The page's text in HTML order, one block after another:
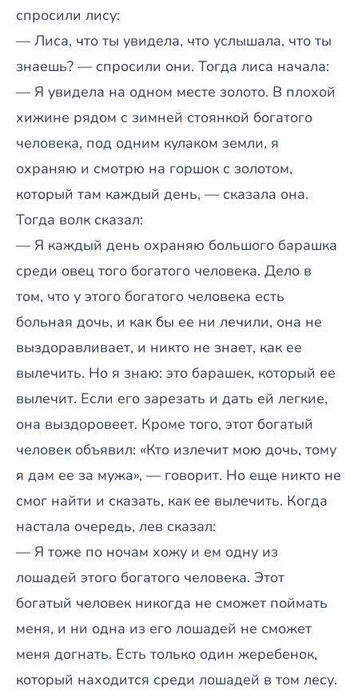
спросили лису:
— Лиса, что ты увидела, что услышала, что ты
знаешь? — спросили они. Тогда лиса начала:
— Я увидела на одном месте золото. В плохой
хижине рядом с зимней стоянкой богатого
человека, под одним кулаком земли, я
охраняю и смотрю на горшок с золотом,
который там каждый день, — сказала она.
Тогда волк сказал:
— Я каждый день охраняю большого барашка
среди овец того богатого человека. Дело в
том, что у этого богатого человека есть
больная дочь, и как бы ее ни лечили, она не
выздоравливает, и никто не знает, как ее
вылечить. Но я знаю: это барашек, который ее
вылечит. Если его зарезать и дать ей легкие,
она выздоровеет. Кроме того, этот богатый
человек объявил: «Кто излечит мою дочь, тому
я дам ее за мужа», — говорит. Но еще никто не
смог найти и сказать, как ее вылечить. Когда
настала очередь, лев сказал:
— Я тоже по ночам хожу и ем одну из
лошадей этого богатого человека. Этот
богатый человек никогда не сможет поймать
меня, и ни одна из его лошадей не сможет
меня догнать. Есть только один жеребенок,
который находится среди лошадей в том лесу.